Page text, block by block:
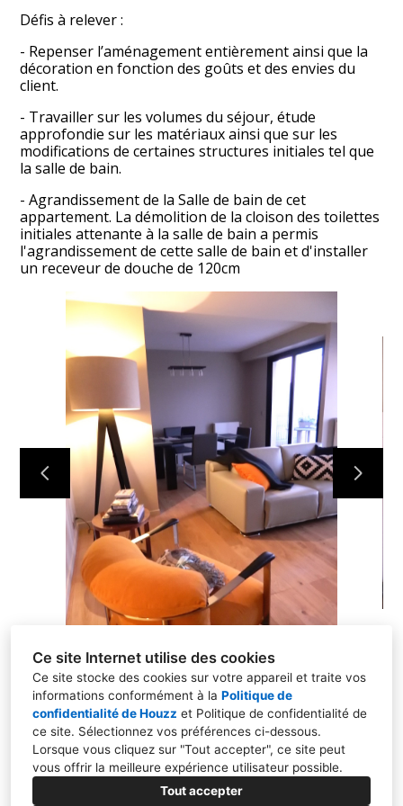
Ce site Internet utilise des cookies
Ce site stocke des cookies sur votre appareil et traite vos
informations conformément à la Politique de
confidentialité de Houzz et Politique de confidentialité de
ce site. Sélectionnez vos préférences ci-dessous.
Lorsque vous cliquez sur "Tout accepter", ce site peut
vous offrir la meilleure expérience utilisateur possible.
Tout accepter
GALITH AMENAGEMENT
À PROPOS
PROJETS
Défis à relever :
- Repenser l’aménagement entièrement ainsi que la
décoration en fonction des goûts et des envies du
client.
- Travailler sur les volumes du séjour, étude
approfondie sur les matériaux ainsi que sur les
modifications de certaines structures initiales tel que
la salle de bain.
- Agrandissement de la Salle de bain de cet
appartement. La démolition de la cloison des toilettes
initiales attenante à la salle de bain a permis
l'agrandissement de cette salle de bain et d'installer
un receveur de douche de 120cm
92340, Bourg-la-Reine
06 14 32 04 41